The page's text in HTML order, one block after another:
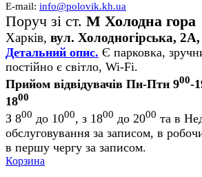
E-mail: info@polovik.kh.ua
Поруч зі ст. М Холодна гора
Харків, вул. Холодногірська,
Детальний опис. Є парковка,
постійно є світло, Wi-Fi.
Прийом відвідувачів Пн-Птн 900-
1800
З 800 до 1000, з 1800 до 2000 та в
обслуговування за записом, в
в першу чергу за записом.
Корзина